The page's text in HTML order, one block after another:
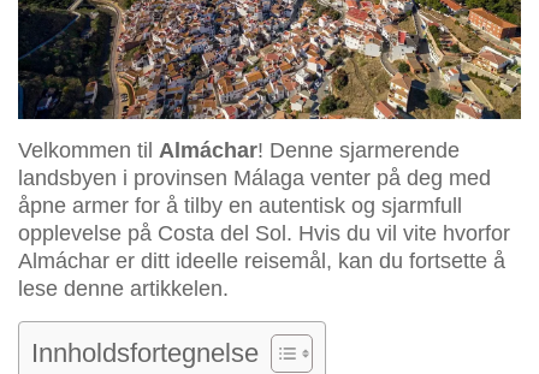
Velkommen til Almáchar! Denne sjarmerende
landsbyen i provinsen Málaga venter på deg med
åpne armer for å tilby en autentisk og sjarmfull
opplevelse på Costa del Sol. Hvis du vil vite hvorfor
Almáchar er ditt ideelle reisemål, kan du fortsette å
lese denne artikkelen.
Innholdsfortegnelse